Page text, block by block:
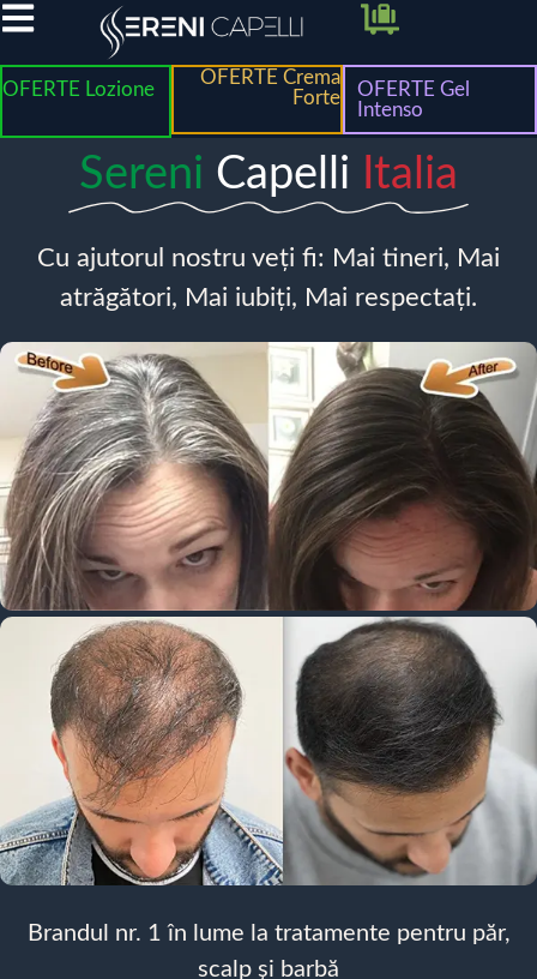
OFERTE Lozione
OFERTE Crema
Forte
OFERTE Gel
Intenso
Sereni Capelli Italia
Cu ajutorul nostru veți fi: Mai tineri, Mai
atrăgători, Mai iubiți, Mai respectați.
Brandul nr. 1 în lume la tratamente pentru păr,
scalp și barbă